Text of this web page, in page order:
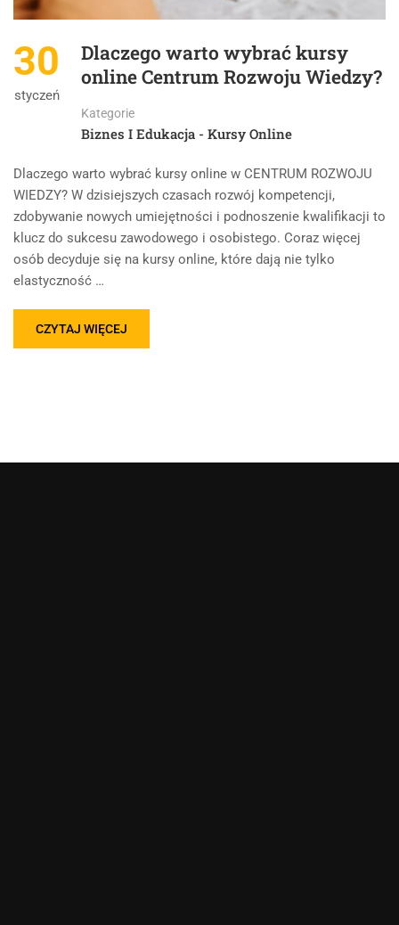
30
styczeń
Dlaczego warto wybrać kursy
online Centrum Rozwoju Wiedzy?
Kategorie
Biznes I Edukacja - Kursy Online
Dlaczego warto wybrać kursy online w CENTRUM ROZWOJU
WIEDZY? W dzisiejszych czasach rozwój kompetencji,
zdobywanie nowych umiejętności i podnoszenie kwalifikacji to
klucz do sukcesu zawodowego i osobistego. Coraz więcej
osób decyduje się na kursy online, które dają nie tylko
elastyczność …
CZYTAJ WIĘCEJ